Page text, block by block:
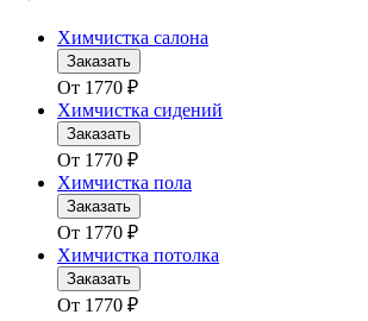
Химчистка салона
Заказать
От 1770 ₽
Химчистка сидений
Заказать
От 1770 ₽
Химчистка пола
Заказать
От 1770 ₽
Химчистка потолка
Заказать
От 1770 ₽